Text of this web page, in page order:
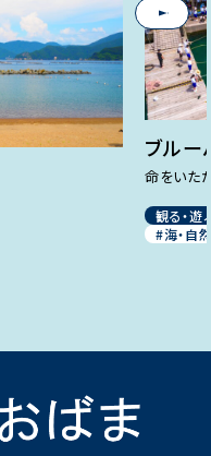
ブルー
命をいた
観る・遊
#海・自
Next